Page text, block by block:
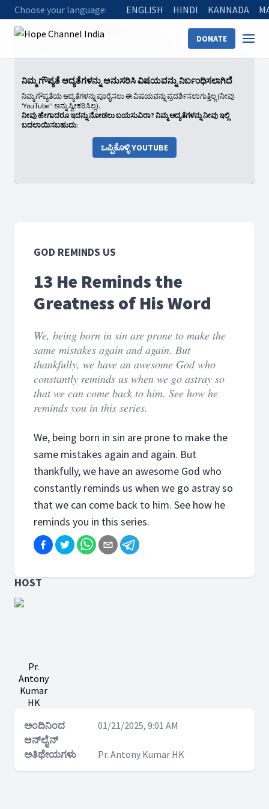
Choose your language: ENGLISH HINDI KANNADA
DONATE
Home
13 He Reminds the Greatness of His Word
ನಿಮ್ಮ ಗೌಪ್ಯತೆ ಆದ್ಯತೆಗಳನ್ನು ಅನುಸರಿಸಿ ವಿಷಯವನ್ನು ನಿರ್ಬಂಧಿಸಲಾಗಿದೆ
ನಿಮ್ಮ ಗೌಪ್ಯತೆಯ ಆದ್ಯತೆಗಳನ್ನು ಪೂರೈಸಲು ಈ ವಿಷಯವನ್ನು ಪ್ರದರ್ಶಿಸಲಾಗುತ್ತಿಲ್ಲ (ನೀವು
'YouTube'' ಅನ್ನು ಸ್ವೀಕರಿಸಿಲ್ಲ).
ನೀವು ಹೇಗಾದರೂ ಇದನ್ನು ನೋಡಲು ಬಯಸುವಿರಾ? ನಿಮ್ಮ ಆದ್ಯತೆಗಳನ್ನು ನೀವು ಇಲ್ಲಿ
ಬದಲಾಯಿಸಬಹುದು:
ಒಪ್ಪಿಕೊಳ್ಳಿ YOUTUBE
GOD REMINDS US
13 He Reminds the
Greatness of His Word
We, being born in sin are prone to make the
same mistakes again and again. But
thankfully, we have an awesome God who
constantly reminds us when we go astray so
that we can come back to him. See how he
reminds you in this series.
We, being born in sin are prone to make the
same mistakes again and again. But
thankfully, we have an awesome God who
constantly reminds us when we go astray so
that we can come back to him. See how he
reminds you in this series.
HOST
Pr.
Antony
Kumar
HK
ಅಂದಿನಿಂದ
ಆನ್‌ಲೈನ್
01/21/2025, 9:01 AM
ಅತಿಥೇಯಗಳು Pr. Antony Kumar HK